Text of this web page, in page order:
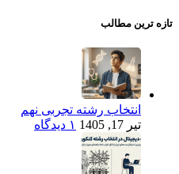
تازه ترین مطالب
انتخاب رشته تجربی نهم
تیر 17, 1405
۱ دیدگاه